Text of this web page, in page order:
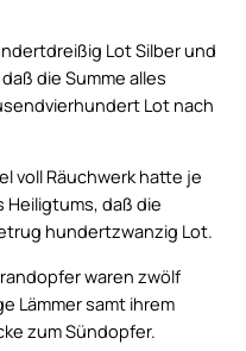
Lot Silber und
die Summe alles
Lot nach
voll Räuchwerk hatte je
Heiligtums, daß die
hundertzwanzig Lot.
waren zwölf
Lämmer samt ihrem
zum Sündopfer.